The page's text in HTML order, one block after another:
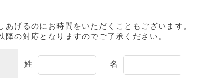
あげるのにお時間をいただくこともございます。
降の対応となりますのでご了承ください。
姓 名